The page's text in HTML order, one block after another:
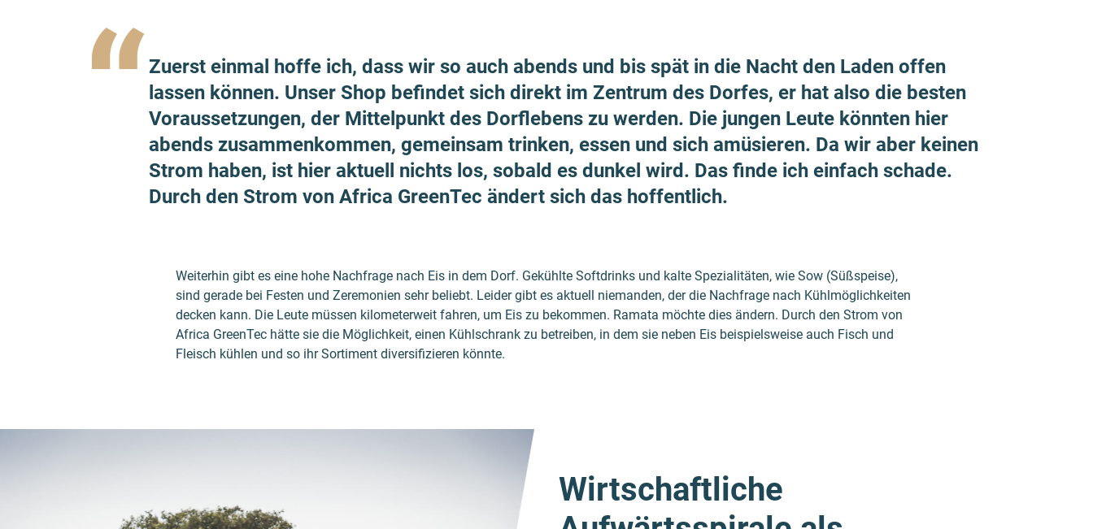
“ Zuerst einmal hoffe ich, dass wir so auch abends und bis spät in die Nacht den Laden offen
lassen können. Unser Shop befindet sich direkt im Zentrum des Dorfes, er hat also die besten
Voraus­setzungen, der Mittel­punkt des Dorf­lebens zu werden. Die jungen Leute könnten hier
abends zusammen­kommen, gemeinsam trinken, essen und sich amüsieren. Da wir aber keinen
Strom haben, ist hier aktuell nichts los, sobald es dunkel wird. Das finde ich einfach schade.
Durch den Strom von Africa GreenTec ändert sich das hoffentlich.
Weiterhin gibt es eine hohe Nachfrage nach Eis in dem Dorf. Gekühlte Softdrinks und kalte Spezialitäten, wie Sow (Süßspeise),
sind gerade bei Festen und Zeremonien sehr beliebt. Leider gibt es aktuell niemanden, der die Nachfrage nach Kühlmöglichkeiten
decken kann. Die Leute müssen kilometerweit fahren, um Eis zu bekommen. Ramata möchte dies ändern. Durch den Strom von
Africa GreenTec hätte sie die Möglichkeit, einen Kühlschrank zu betreiben, in dem sie neben Eis beispielsweise auch Fisch und
Fleisch kühlen und so ihr Sortiment diversifizieren könnte.
Wirtschaftliche